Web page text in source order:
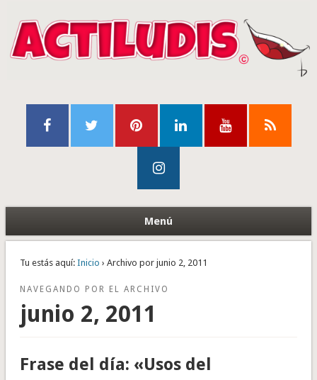
Menú
Tu estás aquí: Inicio › Archivo por junio 2, 2011
NAVEGANDO POR EL ARCHIVO
junio 2, 2011
Frase del día: «Usos del